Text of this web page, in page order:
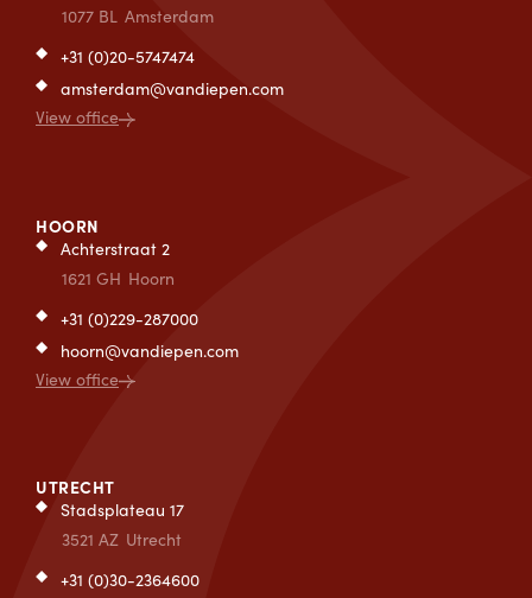
1077 BL Amsterdam
+31 (0)20-5747474
amsterdam@vandiepen.com
View office
HOORN
Achterstraat 2
1621 GH Hoorn
+31 (0)229-287000
hoorn@vandiepen.com
View office
UTRECHT
Stadsplateau 17
3521 AZ Utrecht
+31 (0)30-2364600